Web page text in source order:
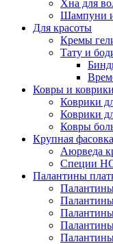
Хна для
Шампуни
Для красоты
Кремы
Тату и
Ковры и коврики
Коврики
Коврики
Ковры
Крупная фасовка
Аюрведа
Специи
Палантины